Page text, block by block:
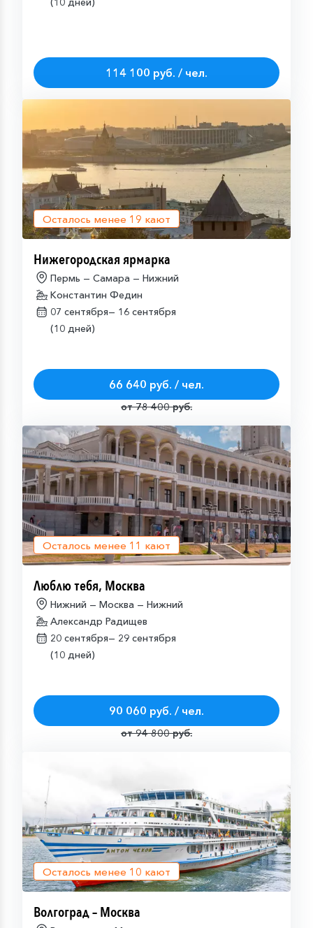
114 100 руб. / чел.
Осталось менее 19 кают
Нижегородская ярмарка
Пермь — Самара — Нижний
Константин Федин
07 сентября— 16 сентября
(10 дней)
66 640 руб. / чел.
от 78 400 руб.
Осталось менее 11 кают
Люблю тебя, Москва
Нижний — Москва — Нижний
Александр Радищев
20 сентября— 29 сентября
(10 дней)
90 060 руб. / чел.
от 94 800 руб.
Осталось менее 10 кают
Волгоград – Москва